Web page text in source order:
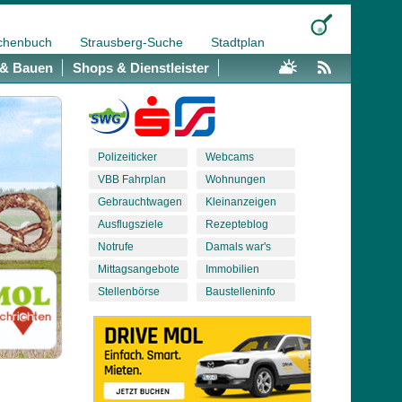
Strausberg-Suche Stadtplan
Bauen Shops & Dienstleister
Polizeiticker
VBB Fahrplan
Gebrauchtwagen
Ausflugsziele
Notrufe
Mittagsangebote
Stellenbörse
Webcams
Wohnungen
Kleinanzeigen
Rezepteblog
Damals war's
Immobilien
Baustelleninfo